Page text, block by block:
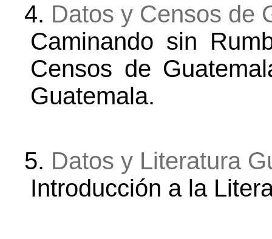
4. Datos y Censos de
Caminando sin
Censos de
Guatemala.
5. Datos y Literatura
Introducción a la